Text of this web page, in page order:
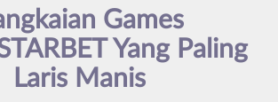
Games
Yang Paling
Laris Manis